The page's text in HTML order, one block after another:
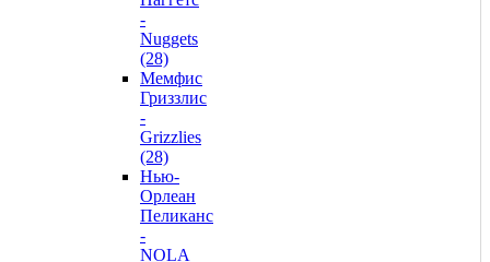
-
Nuggets
(28)
Мемфис
Гриззлис
-
Grizzlies
(28)
Нью-
Орлеан
Пеликанс
-
NOLA